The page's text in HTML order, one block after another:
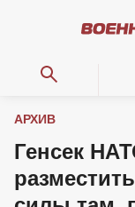
АРХИВ
Генсек